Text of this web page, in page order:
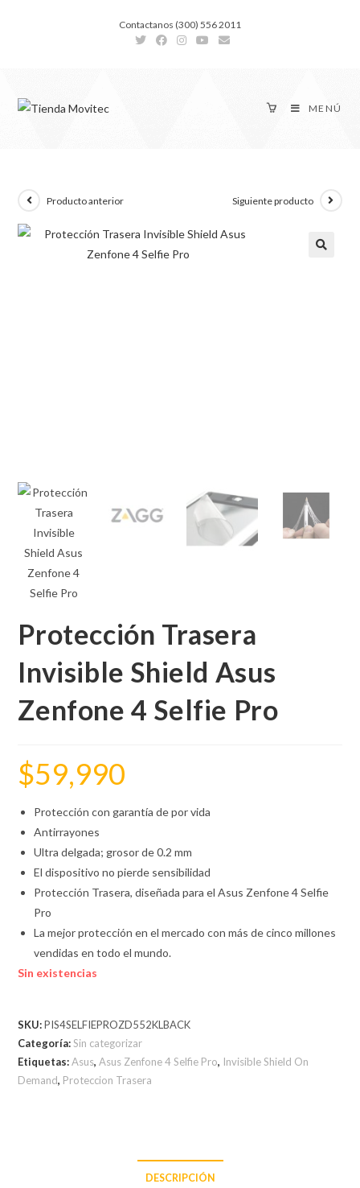
Contactanos (300) 556 2011
MENÚ
Producto anterior Siguiente producto
Protección Trasera
Invisible Shield Asus
Zenfone 4 Selfie Pro
$59,990
Protección con garantía de por vida
Antirrayones
Ultra delgada; grosor de 0.2 mm
El dispositivo no pierde sensibilidad
Protección Trasera, diseñada para el Asus Zenfone 4 Selfie
Pro
La mejor protección en el mercado con más de cinco millones
vendidas en todo el mundo.
Sin existencias
SKU:PIS4SELFIEPROZD552KLBACK
Categoría:Sin categorizar
Etiquetas:Asus,Asus Zenfone 4 Selfie Pro, Invisible Shield On
Demand, Proteccion Trasera
DESCRIPCIÓN